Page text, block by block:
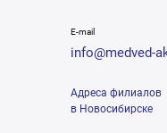
E-mail
info@medved-
Адреса филиалов
в Новосибирске